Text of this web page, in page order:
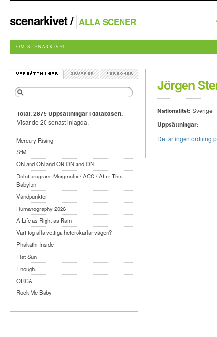
scenarkivet/
OM SCENARKIVET
Jörgen
Nationalitet: Sverige
Uppsättningar:
Det är ingen ordning
Totalt 2879 Uppsättningar i databasen.
Visar de 20 senast inlagda.
Mercury Rising
StM
ON and ON and ON ON and ON
Delat program: Marginalia / ACC / After This
Babylon
Vändpunkter
Humanography 2026
A Life as Right as Rain
Vart tog alla vettiga heterokarlar vägen?
Phakathi Inside
Flat Sun
Enough.
ORCA
Rock Me Baby